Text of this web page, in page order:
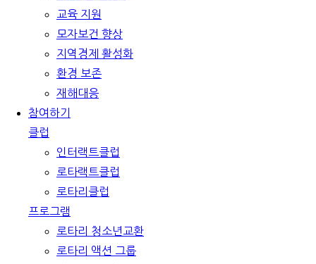
교육 지원
모자보건 향상
지역경제 활성화
환경 보존
재해대응
참여하기
클럽
인터랙트클럽
로타랙트클럽
로타리클럽
프로그램
로타리 청소년교환
로타리 액션 그룹